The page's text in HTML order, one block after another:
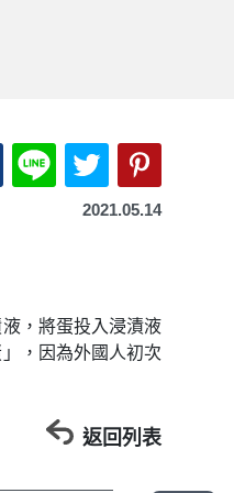
分享至 Facebook-另開新
分享至 LINE-另開
分享至 X（
2021.05.14
，將蛋投入浸漬液
，因為外國人初次
返回列表